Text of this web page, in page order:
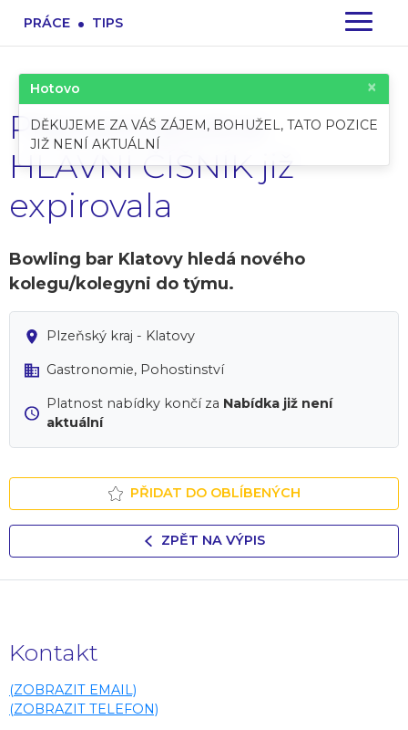
PRÁCE . TIPS
Pracovní pozice:
HLAVNÍ ČÍŠNÍK již
expirovala
Bowling bar Klatovy hledá nového
kolegu/kolegyni do týmu.
Plzeňský kraj - Klatovy
Gastronomie, Pohostinství
Platnost nabídky končí za Nabídka již není
aktuální
PŘIDAT DO OBLÍBENÝCH
ZPĚT NA VÝPIS
Kontakt
(ZOBRAZIT EMAIL)
(ZOBRAZIT TELEFON)
Hotovo ×
DĚKUJEME ZA VÁŠ ZÁJEM, BOHUŽEL, TATO POZICE
JIŽ NENÍ AKTUÁLNÍ